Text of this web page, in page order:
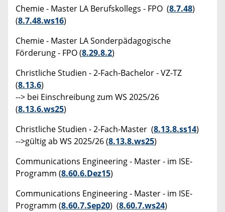
Chemie - Master LA Berufskollegs - FPO (8.7.48)
(8.7.48.ws16)
Chemie - Master LA Sonderpädagogische
Förderung - FPO (8.29.8.2)
Christliche Studien - 2-Fach-Bachelor - VZ-TZ
(8.13.6)
--> bei Einschreibung zum WS 2025/26
(8.13.6.ws25)
Christliche Studien - 2-Fach-Master (8.13.8.ss14)
-->gültig ab WS 2025/26 (8.13.8.ws25)
Communications Engineering - Master - im ISE-
Programm (8.60.6.Dez15)
Communications Engineering - Master - im ISE-
Programm (8.60.7.Sep20) (8.60.7.ws24)